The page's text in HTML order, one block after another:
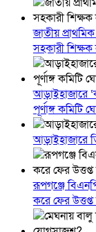
জাতীয়
সহকারী শিক্ষক
আড়াইহাজারে
পূর্ণাঙ্গ কমিটি
আড়াইহাজারে
রূপগঞ্জে
করে ফের